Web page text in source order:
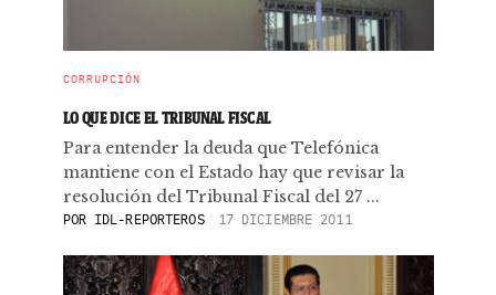
CORRUPCIÓN
LO QUE DICE EL TRIBUNAL FISCAL
Para entender la deuda que Telefónica
mantiene con el Estado hay que revisar la
resolución del Tribunal Fiscal del 27 ...
POR IDL-REPORTEROS 17 DICIEMBRE 2011